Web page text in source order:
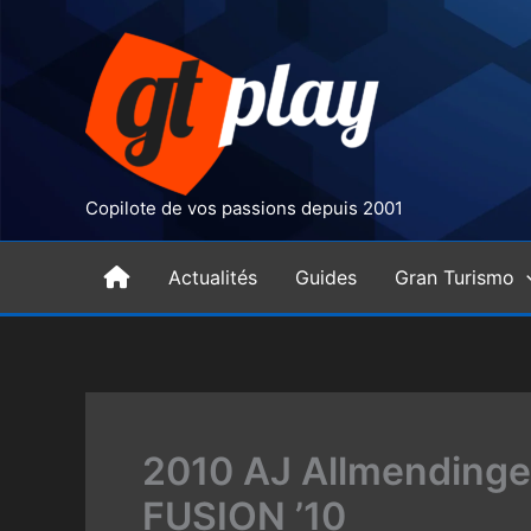
Copilote de vos passions depuis 2001
H Actualités Guides Gran Turismo
2010 AJ
FUSION ’10